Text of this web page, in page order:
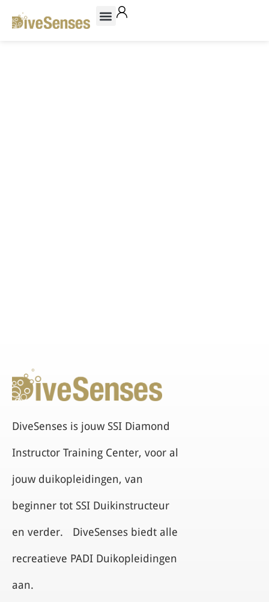
DiveSenses is jouw SSI Diamond
Instructor Training Center, voor al
jouw duikopleidingen, van
beginner tot SSI Duikinstructeur
en verder. DiveSenses biedt alle
recreatieve PADI Duikopleidingen
aan.